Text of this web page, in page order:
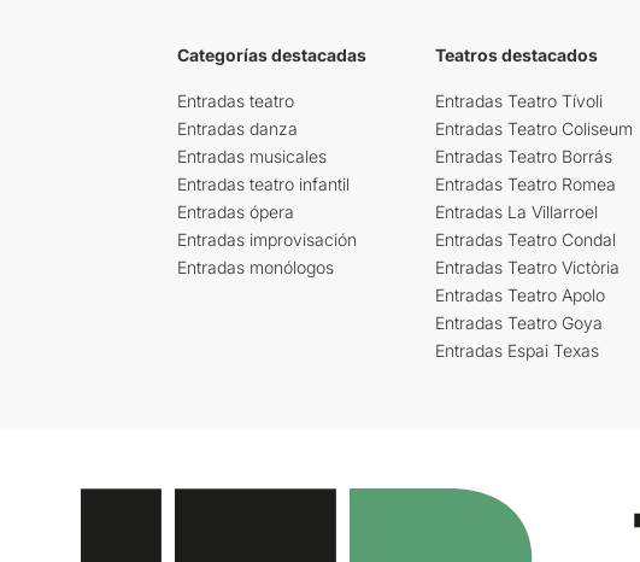
Categorías destacadas
Entradas teatro
Entradas danza
Entradas musicales
Entradas teatro infantil
Entradas ópera
Entradas improvisación
Entradas monólogos
Teatros destacados
Entradas Teatro Tívoli
Entradas Teatro Coliseum
Entradas Teatro Borrás
Entradas Teatro Romea
Entradas La Villarroel
Entradas Teatro Condal
Entradas Teatro Victòria
Entradas Teatro Apolo
Entradas Teatro Goya
Entradas Espai Texas